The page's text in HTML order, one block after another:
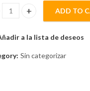
DE PUERTA 17mmHD
ADD TO
a la lista de deseos
Sin categorizar